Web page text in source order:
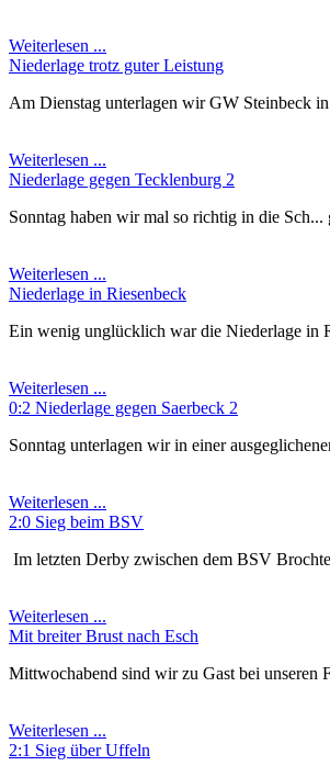
Weiterlesen ...
Niederlage trotz guter Leistung
Am Dienstag unterlagen wir GW Steinbeck
Weiterlesen ...
Niederlage gegen Tecklenburg 2
Sonntag haben wir mal so richtig in die
Weiterlesen ...
Niederlage in Riesenbeck
Ein wenig unglücklich war die Niederlage in
Weiterlesen ...
0:2 Niederlage gegen Saerbeck 2
Sonntag unterlagen wir in einer
Weiterlesen ...
2:0 Sieg beim BSV
Im letzten Derby zwischen dem BSV
Weiterlesen ...
Mit breiter Brust nach Esch
Mittwochabend sind wir zu Gast bei unseren
Weiterlesen ...
2:1 Sieg über Uffeln